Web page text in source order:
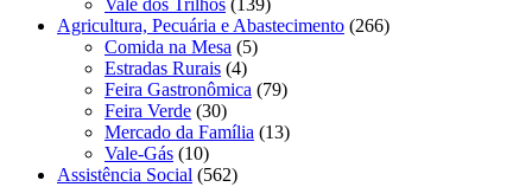
Agricultura, Pecuária e Abastecimento (266)
Comida na Mesa (5)
Estradas Rurais (4)
Feira Gastronômica (79)
Feira Verde (30)
Mercado da Família (13)
Vale-Gás (10)
Assistência Social (562)